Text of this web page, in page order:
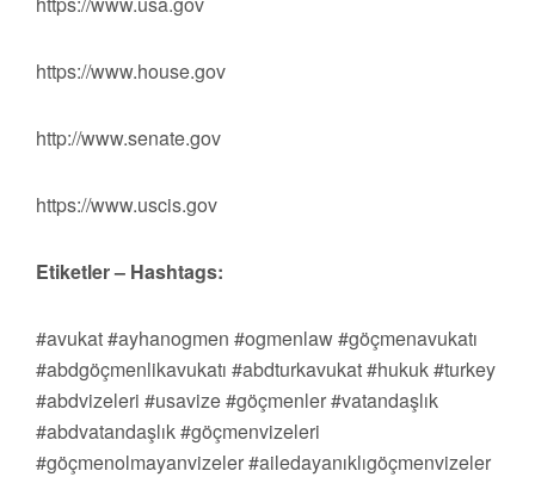
https://www.house.gov
http://www.senate.gov
https://www.uscis.gov
Etiketler – Hashtags:
#avukat #ayhanogmen #ogmenlaw #göçmenavukatı
#abdgöçmenlikavukatı #abdturkavukat #hukuk #turkey
#abdvizeleri #usavize #göçmenler #vatandaşlık
#abdvatandaşlık #göçmenvizeleri
#göçmenolmayanvizeler #ailedayanıklıgöçmenvizeler